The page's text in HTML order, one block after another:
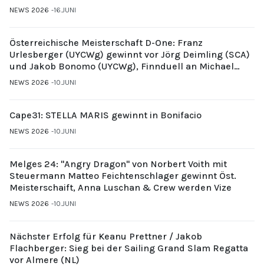
NEWS 2026 16.JUNI
Österreichische Meisterschaft D-One: Franz
Urlesberger (UYCWg) gewinnt vor Jörg Deimling (SCA)
und Jakob Bonomo (UYCWg), Finnduell an Michael
Gubi (UYCMo)
NEWS 2026 10.JUNI
Cape31: STELLA MARIS gewinnt in Bonifacio
NEWS 2026 10.JUNI
Melges 24: "Angry Dragon" von Norbert Voith mit
Steuermann Matteo Feichtenschlager gewinnt Öst.
Meisterschaift, Anna Luschan & Crew werden Vize
NEWS 2026 10.JUNI
Nächster Erfolg für Keanu Prettner / Jakob
Flachberger: Sieg bei der Sailing Grand Slam Regatta
vor Almere (NL)